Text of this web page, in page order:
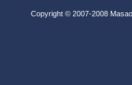
Copyright © 2007-2008